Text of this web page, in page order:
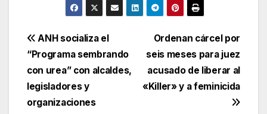
Navegación
de
entradas
Ordenan cárcel por
seis meses para juez
acusado de liberar al
«Killer» y a feminicida
ANH socializa el
“Programa sembrando
con urea” con alcaldes,
legisladores y
organizaciones